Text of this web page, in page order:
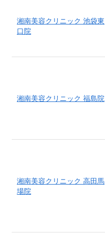
湘南美容クリニック 池袋東
口院
湘南美容クリニック 福島院
湘南美容クリニック 高田馬
場院